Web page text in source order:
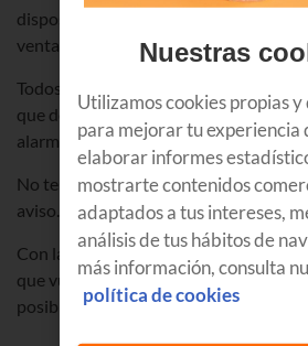
dispositivos, sensores de movimiento,
ventanas o sensores de movimiento
Todos estos dispositivos son
que detectan si se trata de tu perrete
alarma.
No te preocupes porque si entra una
aviso.
Con las Alarmas de Euskaltel
que vuestras mascotas y vosotros
posible.
Nuestras
Utilizamos cookies propias
para mejorar tu experiencia
elaborar informes
mostrarte contenidos
adaptados a tus intereses,
análisis de tus hábitos de
más información, consulta
política de cookies